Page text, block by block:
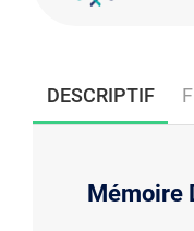
DESCRIPTIF
Mémoire